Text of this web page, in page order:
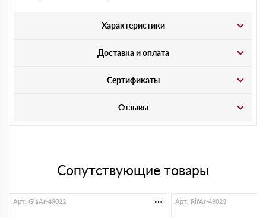
Характеристики
Доставка и оплата
Сертификаты
Отзывы
Сопутствующие товары
Арт. GlaAr-49022 Арт. RifAr-49023